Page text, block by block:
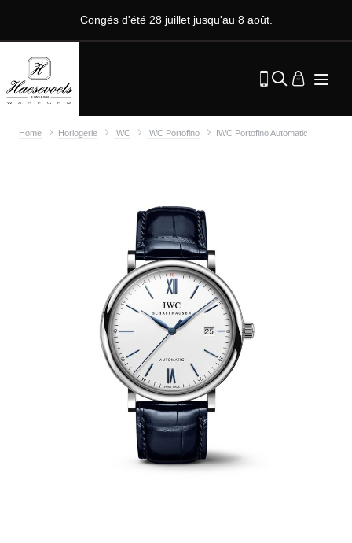
Congés d'été 28 juillet jusqu'au 8 août.
Home Horlogerie IWC IWC Portofino IWC Portofino Automatic